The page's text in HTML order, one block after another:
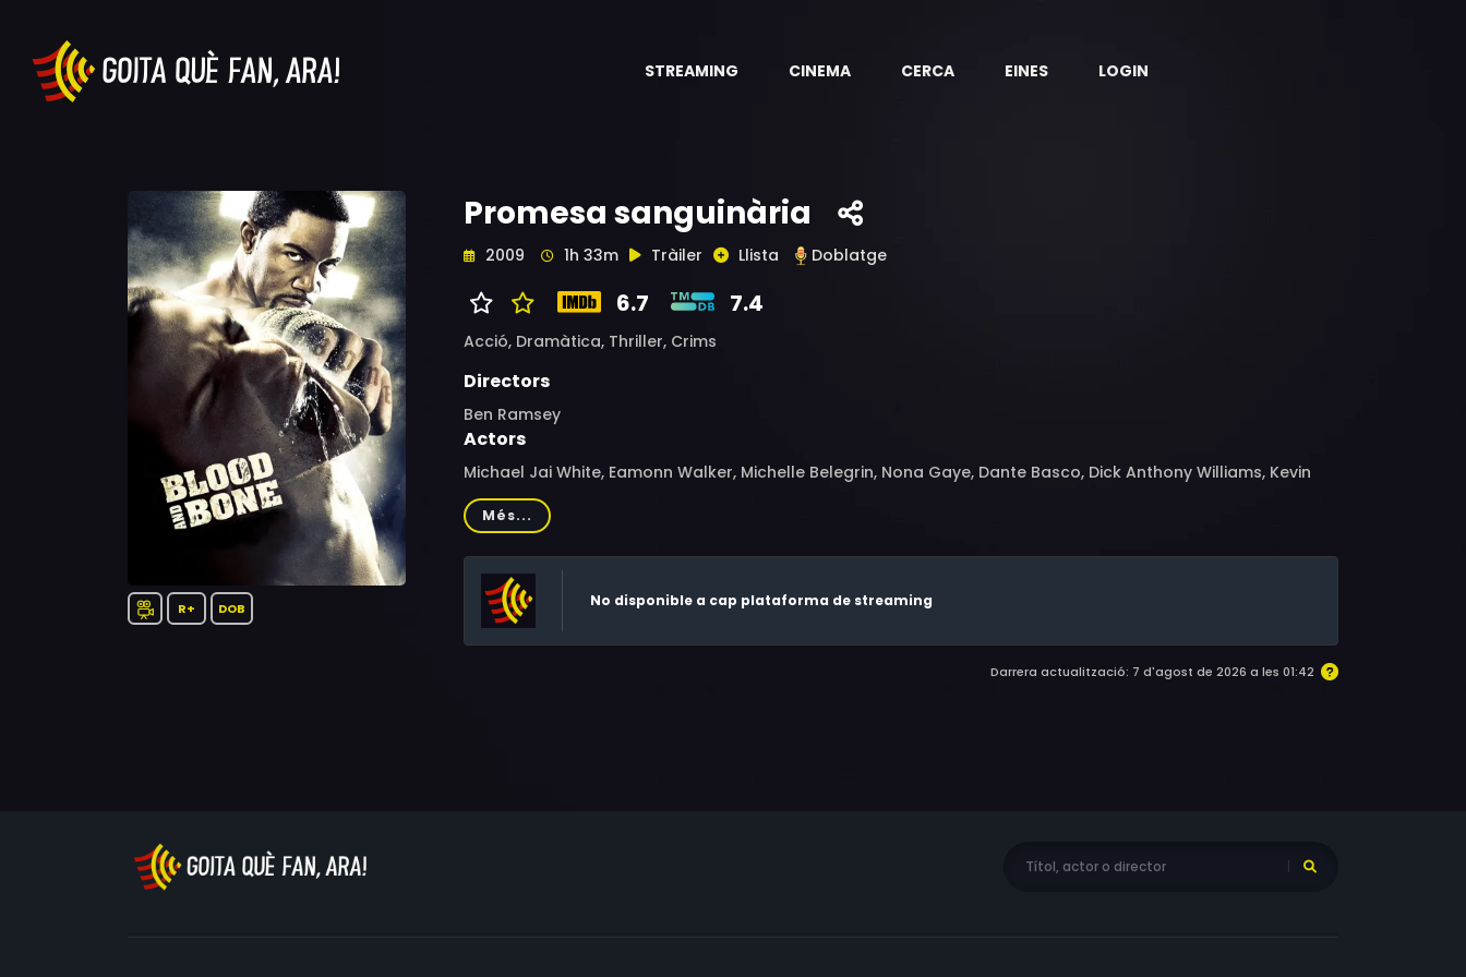
STREAMING CINEMA CERCA EINES LOGIN
R+ DOB
Promesa sanguinària
2009 1h 33m Tràiler Llista Doblatge
6.7 7.4
Acció, Dramàtica, Thriller, Crims
Directors
Ben Ramsey
Actors
Michael Jai White, Eamonn Walker, Michelle Belegrin, Nona Gaye, Dante Basco, Dick Anthony Williams, Kevin
Phillips, Bob Sapp, Julian Sands, Ron Yuan, Kimbo Slice, Matt Mullins, Gina Carano, Maurice Smith, Ernest Miller,
Francis Capra, Sala Baker, David Chan Cordeiro, Arnold Chon, Sam Hargrave, Khristian Lupo, Tim Storms,
Michelle Lee, Daniel Arrias
Més...
No disponible a cap plataforma de streaming
Darrera actualització: 7 d'agost de 2026 a les 01:42